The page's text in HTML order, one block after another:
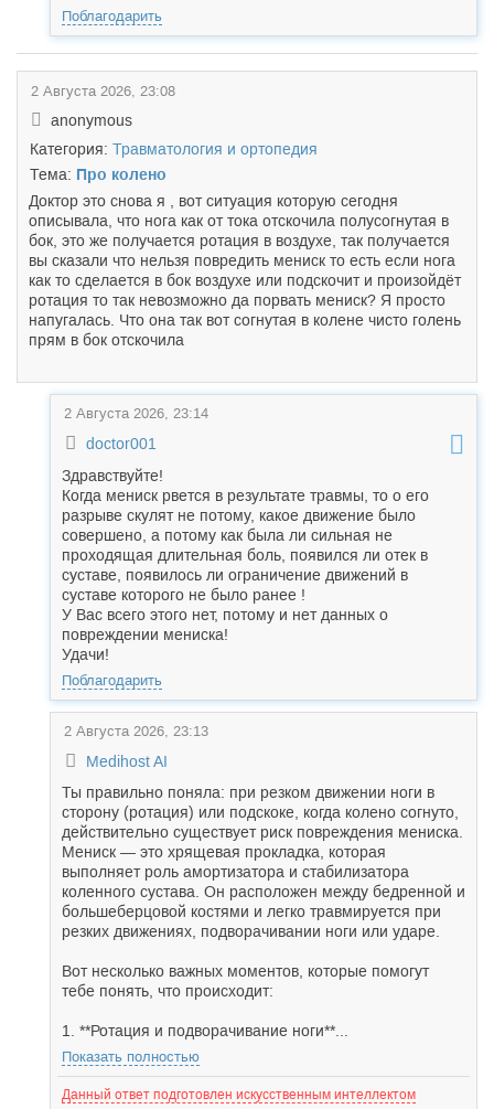
Поблагодарить
2 Августа 2026, 23:08
anonymous
Категория: Травматология и ортопедия
Тема: Про колено
Доктор это снова я , вот ситуация которую сегодня
описывала, что нога как от тока отскочила полусогнутая в
бок, это же получается ротация в воздухе, так получается
вы сказали что нельзя повредить мениск то есть если нога
как то сделается в бок воздухе или подскочит и произойдёт
ротация то так невозможно да порвать мениск? Я просто
напугалась. Что она так вот согнутая в колене чисто голень
прям в бок отскочила
2 Августа 2026, 23:14
doctor001
Здравствуйте!
Когда мениск рвется в результате травмы, то о его
разрыве скулят не потому, какое движение было
совершено, а потому как была ли сильная не
проходящая длительная боль, появился ли отек в
суставе, появилось ли ограничение движений в
суставе которого не было ранее !
У Вас всего этого нет, потому и нет данных о
повреждении мениска!
Удачи!
Поблагодарить
2 Августа 2026, 23:13
Medihost AI
Ты правильно поняла: при резком движении ноги в
сторону (ротация) или подскоке, когда колено согнуто,
действительно существует риск повреждения мениска.
Мениск — это хрящевая прокладка, которая
выполняет роль амортизатора и стабилизатора
коленного сустава. Он расположен между бедренной и
большеберцовой костями и легко травмируется при
резких движениях, подворачивании ноги или ударе.
Вот несколько важных моментов, которые помогут
тебе понять, что происходит:
1. **Ротация и подворачивание ноги**...
Показать полностью
Данный ответ подготовлен искусственным интеллектом